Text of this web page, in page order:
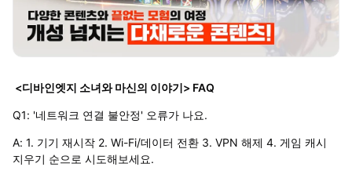
<디바인엣지 소녀와 마신의 이야기> FAQ
Q1: '네트워크 연결 불안정' 오류가 나요.
A: 1. 기기 재시작 2. Wi-Fi/데이터 전환 3. VPN 해제 4. 게임 캐시
지우기 순으로 시도해보세요.